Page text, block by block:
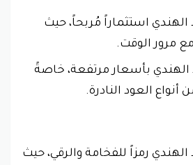
استثماراً مُربحاً، حيث
مرور الوقت.
الهندي بأسعار مرتفعة، خاصةً
العود النادرة.
رمزاً للفخامة والرقي، حيث